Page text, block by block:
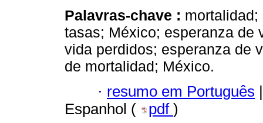
Palavras-chave :
tasas; México; esperanza de
vida perdidos; esperanza de
de mortalidad; México.
· resumo em Português |
Espanhol (
pdf )